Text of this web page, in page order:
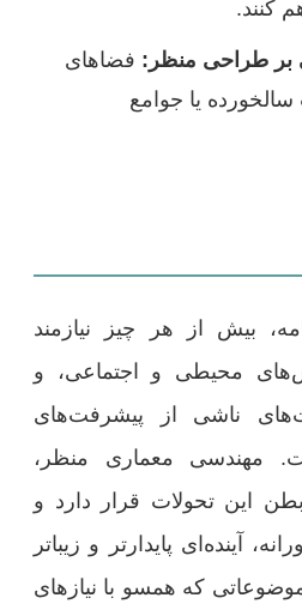
کنند.
بر طراحی منظر: فضاهای
یا جوامع
بیش از هر چیز نیازمند
محیطی و اجتماعی، و
ناشی از پیشرفت‌های
مهندسی معماری منظر،
این تحولات قرار دارد و
آینده‌ای پایدارتر و زیباتر
که همسو با نیازهای